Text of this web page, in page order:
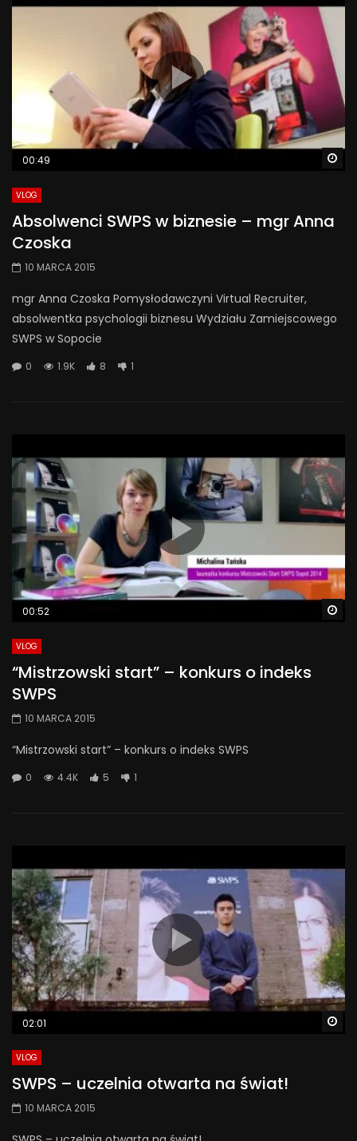
00:49
VLOG
Absolwenci SWPS w biznesie – mgr Anna
Czoska
10 MARCA 2015
mgr Anna Czoska Pomysłodawczyni Virtual Recruiter,
absolwentka psychologii biznesu Wydziału Zamiejscowego
SWPS w Sopocie
0 1.9K 8 1
00:52
VLOG
“Mistrzowski start” – konkurs o indeks
SWPS
10 MARCA 2015
“Mistrzowski start” – konkurs o indeks SWPS
0 4.4K 5 1
02:01
VLOG
SWPS – uczelnia otwarta na świat!
10 MARCA 2015